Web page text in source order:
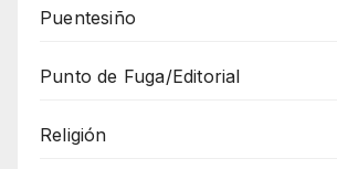
Puentesiño
Punto de Fuga/Editorial
Religión